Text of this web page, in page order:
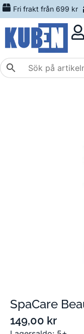
Fri frakt från 699 kr
SpaCare
149,00 kr